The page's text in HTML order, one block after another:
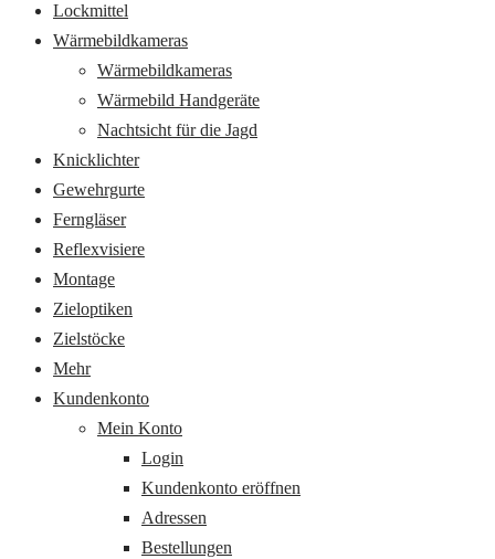
Lockmittel
Wärmebildkameras
Wärmebildkameras
Wärmebild Handgeräte
Nachtsicht für die Jagd
Knicklichter
Gewehrgurte
Ferngläser
Reflexvisiere
Montage
Zieloptiken
Zielstöcke
Mehr
Kundenkonto
Mein Konto
Login
Kundenkonto eröffnen
Adressen
Bestellungen